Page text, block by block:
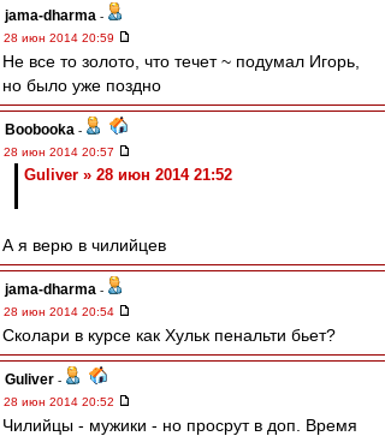
jama-dharma -
28 июн 2014 20:59
Не все то золото, что течет ~ подумал Игорь,
но было уже поздно
Boobooka -
28 июн 2014 20:57
Guliver » 28 июн 2014 21:52
А я верю в чилийцев
jama-dharma -
28 июн 2014 20:54
Сколари в курсе как Хульк пенальти бьет?
Guliver -
28 июн 2014 20:52
Чилийцы - мужики - но просрут в доп. Время